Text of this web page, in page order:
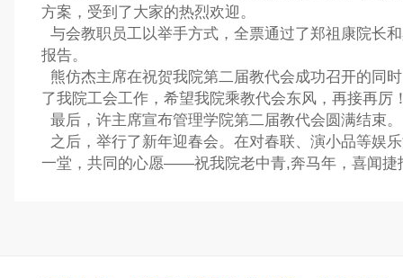
方案，受到了大家的热烈欢迎。
与会教职员工以举手方式，全票通过了郑祖康院长
报告。
熊仿杰主席在祝贺我院第二届教代会成功召开的同
了我院工会工作，希望我院乘教代会东风，再接再厉
最后，许主席宣布管理学院第二届教代会圆满结束。
之后，举行了新年迎春会。在对春联、演小品等娱
一堂，共同的心愿——祝我院老中青,奔马年，喜闻捷